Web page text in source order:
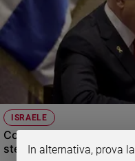
ISRAELE
Con le bombe su Gaza
stessoIn alternativa, prova